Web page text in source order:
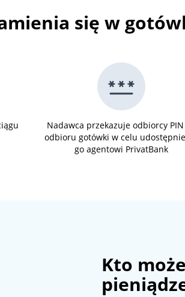
się w
Nadawca przekazuje odbiorcy
odbioru gotówki w celu
go agentowi PrivatBank
Kto